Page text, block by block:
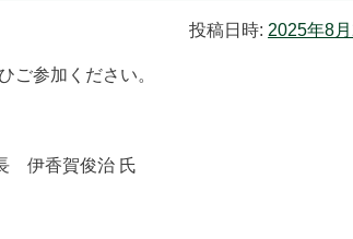
投稿日時: 2025年8月
ご参加ください。
伊香賀俊治 氏